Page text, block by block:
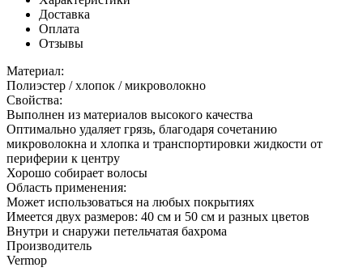
Доставка
Оплата
Отзывы
Материал:
Полиэстер / хлопок / микроволокно
Свойства:
Выполнен из материалов высокого качества
Оптимально удаляет грязь, благодаря сочетанию
микроволокна и хлопка и транспортировки жидкости от
периферии к центру
Хорошо собирает волосы
Область применения:
Может использоваться на любых покрытиях
Имеется двух размеров: 40 см и 50 см и разных цветов
Внутри и снаружи петельчатая бахрома
Производитель
Vermop